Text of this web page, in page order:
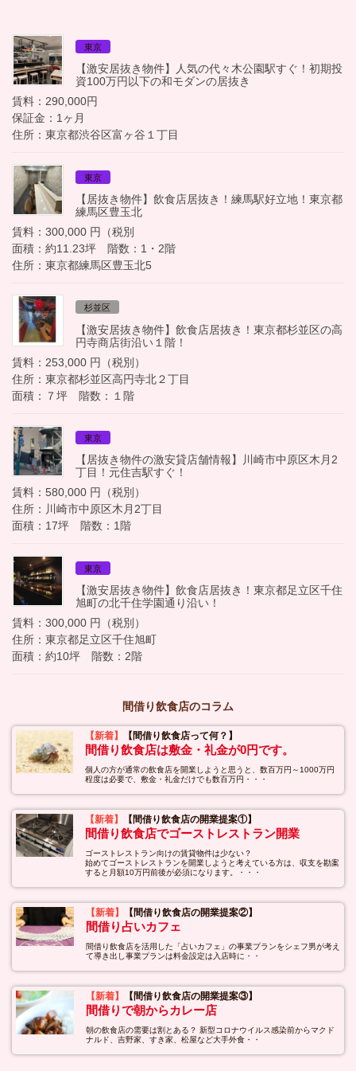
東京
【激安居抜き物件】人気の代々木公園駅すぐ！初期投
資100万円以下の和モダンの居抜き
賃料：290,000円
保証金：1ヶ月
住所：東京都渋谷区富ヶ谷１丁目
東京
【居抜き物件】飲食店居抜き！練馬駅好立地！東京都
練馬区豊玉北
賃料：300,000 円（税別
面積：約11.23坪 階数：1・2階
住所：東京都練馬区豊玉北5
杉並区
【激安居抜き物件】飲食店居抜き！東京都杉並区の高
円寺商店街沿い１階！
賃料：253,000 円（税別）
住所：東京都杉並区高円寺北２丁目
面積：７坪 階数：１階
東京
【居抜き物件の激安貸店舗情報】川崎市中原区木月2
丁目！元住吉駅すぐ！
賃料：580,000 円（税別）
住所：川崎市中原区木月2丁目
面積：17坪 階数：1階
東京
【激安居抜き物件】飲食店居抜き！東京都足立区千住
旭町の北千住学園通り沿い！
賃料：300,000 円（税別）
住所：東京都足立区千住旭町
面積：約10坪 階数：2階
間借り飲食店のコラム
【新着】 【間借り飲食店って何？】
間借り飲食店は敷金・礼金が0円です。
個人の方が通常の飲食店を開業しようと思うと、数百万円～1000万円
程度は必要で、敷金・礼金だけでも数百万円・・・
【新着】 【間借り飲食店の開業提案①】
間借り飲食店でゴーストレストラン開業
ゴーストレストラン向けの賃貸物件は少ない？
始めてゴーストレストランを開業しようと考えている方は、収支を勘案
すると月額10万円前後が必須になります。・・・
【新着】 【間借り飲食店の開業提案②】
間借り占いカフェ
間借り飲食店を活用した「占いカフェ」の事業プランをシェフ男が考え
て導き出し事業プランは料金設定は入店時に・・
【新着】 【間借り飲食店の開業提案③】
間借りで朝からカレー店
朝の飲食店の需要は割とある？ 新型コロナウイルス感染前からマクド
ナルド、吉野家、すき家、松屋など大手外食・・